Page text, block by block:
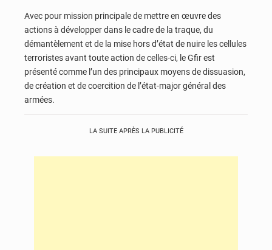
Avec pour mission principale de mettre en œuvre des
actions à développer dans le cadre de la traque, du
démantèlement et de la mise hors d’état de nuire les cellules
terroristes avant toute action de celles-ci, le Gfir est
présenté comme l’un des principaux moyens de dissuasion,
de création et de coercition de l’état-major général des
armées.
LA SUITE APRÈS LA PUBLICITÉ